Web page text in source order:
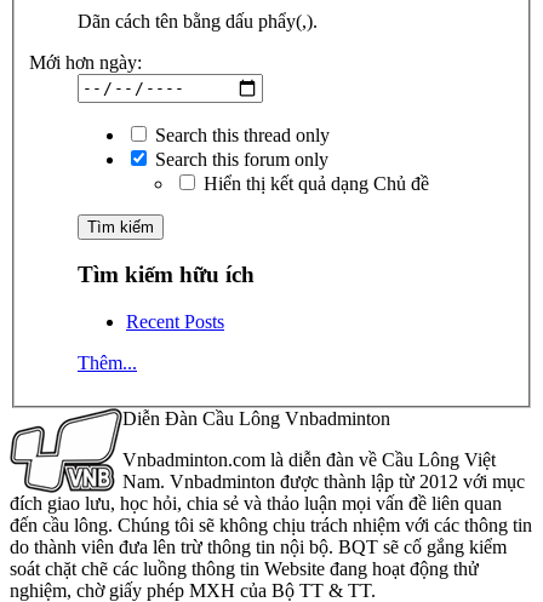
Dãn cách tên bằng dấu phẩy(,).
Mới hơn ngày:
Search this thread only
Search this forum only
Hiển thị kết quả dạng Chủ đề
Tìm kiếm hữu ích
Recent Posts
Thêm...
Diễn Đàn Cầu Lông Vnbadminton
Vnbadminton.com là diễn đàn về Cầu Lông Việt
Nam. Vnbadminton được thành lập từ 2012 với mục
đích giao lưu, học hỏi, chia sẻ và thảo luận mọi vấn đề liên quan
đến cầu lông. Chúng tôi sẽ không chịu trách nhiệm với các thông tin
do thành viên đưa lên trừ thông tin nội bộ. BQT sẽ cố gắng kiểm
soát chặt chẽ các luồng thông tin Website đang hoạt động thử
nghiệm, chờ giấy phép MXH của Bộ TT & TT.